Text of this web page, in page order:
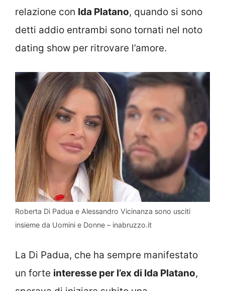
relazione con Ida Platano, quando si sono
detti addio entrambi sono tornati nel noto
dating show per ritrovare l’amore.
Roberta Di Padua e Alessandro Vicinanza sono usciti
insieme da Uomini e Donne – inabruzzo.it
La Di Padua, che ha sempre manifestato
un forte interesse per l’ex di Ida Platano,